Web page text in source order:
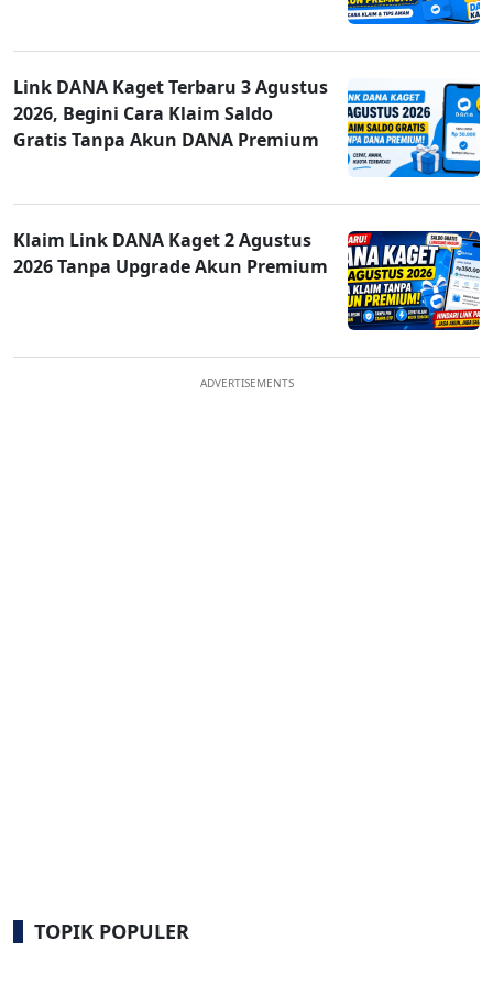
Link DANA Kaget Terbaru 3 Agustus
2026, Begini Cara Klaim Saldo
Gratis Tanpa Akun DANA Premium
Klaim Link DANA Kaget 2 Agustus
2026 Tanpa Upgrade Akun Premium
ADVERTISEMENTS
TOPIK POPULER